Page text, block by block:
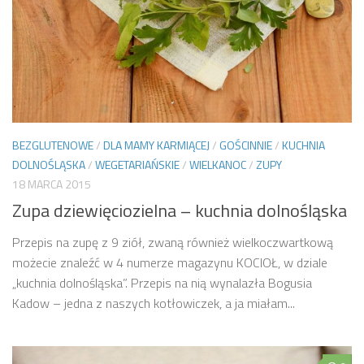
BEZGLUTENOWE/DLA MAMY KARMIĄCEJ/ GOŚCINNIE/KUCHNIA
DOLNOŚLĄSKA/WEGETARIAŃSKIE/WIELKANOC/ZUPY
18 MARCA 2015
Zupa dziewięciozielna – kuchnia dolnośląska
Przepis na zupę z 9 ziół, zwaną również wielkoczwartkową
możecie znaleźć w 4 numerze magazynu KOCIOŁ, w dziale
„kuchnia dolnośląska”. Przepis na nią wynalazła Bogusia
Kadow – jedna z naszych kotłowiczek, a ja miałam...